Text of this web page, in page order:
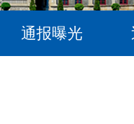
通报曝光